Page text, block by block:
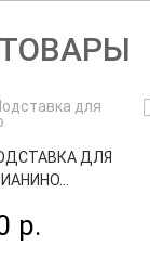
ДЛЯ
р.